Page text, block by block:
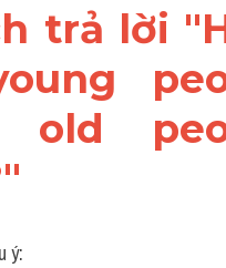
trả lời
old
ý: